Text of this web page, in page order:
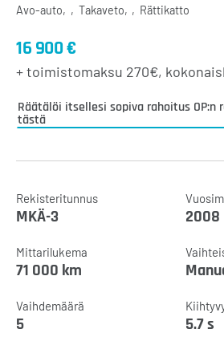
Avo-auto Takaveto Rättikatto
16 900 €
+ toimistomaksu 270€,
Räätälöi itsellesi sopiva rahoitus OP:n
tästä
Rekisteritunnus
MKÄ-3 2008
Mittarilukema
71 000 km
Vaihdemäärä
5 5.7 s